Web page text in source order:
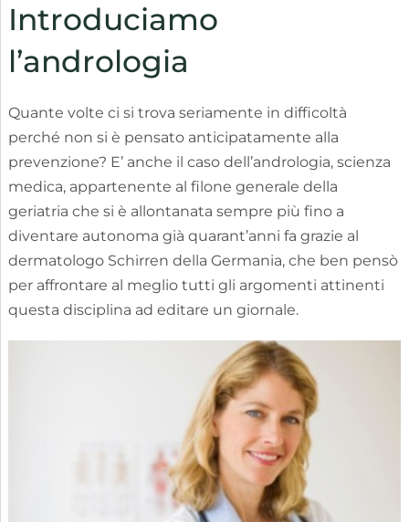
Introduciamo
l’andrologia
Quante volte ci si trova seriamente in difficoltà
perché non si è pensato anticipatamente alla
prevenzione? E’ anche il caso dell’andrologia, scienza
medica, appartenente al filone generale della
geriatria che si è allontanata sempre più fino a
diventare autonoma già quarant’anni fa grazie al
dermatologo Schirren della Germania, che ben pensò
per affrontare al meglio tutti gli argomenti attinenti
questa disciplina ad editare un giornale.